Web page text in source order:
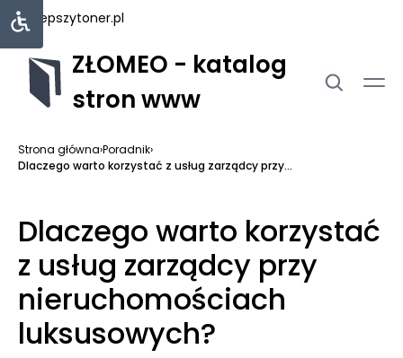
najlepszytoner.pl
ZŁOMEO - katalog
stron www
Strona główna›Poradnik›
Dlaczego warto korzystać z usług zarządcy przy...
Dlaczego warto korzystać
z usług zarządcy przy
nieruchomościach
luksusowych?